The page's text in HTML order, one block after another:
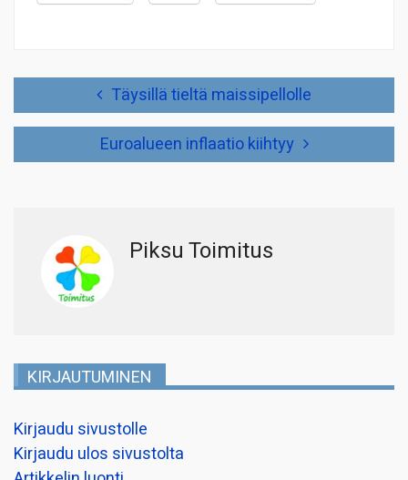
Täysillä tieltä maissipellolle
Euroalueen inflaatio kiihtyy
Piksu Toimitus
KIRJAUTUMINEN
Kirjaudu sivustolle
Kirjaudu ulos sivustolta